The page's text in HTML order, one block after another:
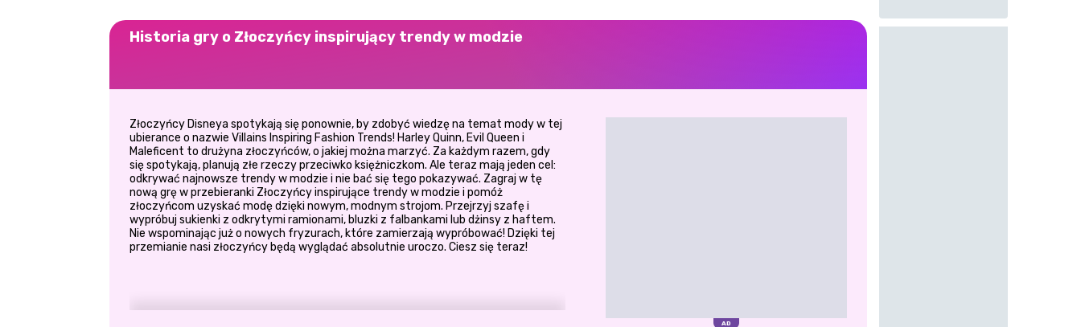
Historia gry o Złoczyńcy inspirujący trendy w modzie
Złoczyńcy Disneya spotykają się ponownie, by zdobyć wiedzę na temat mody w tej
ubierance o nazwie Villains Inspiring Fashion Trends! Harley Quinn, Evil Queen i
Maleficent to drużyna złoczyńców, o jakiej można marzyć. Za każdym razem, gdy
się spotykają, planują złe rzeczy przeciwko księżniczkom. Ale teraz mają jeden cel:
odkrywać najnowsze trendy w modzie i nie bać się tego pokazywać. Zagraj w tę
nową grę w przebieranki Złoczyńcy inspirujące trendy w modzie i pomóż
złoczyńcom uzyskać modę dzięki nowym, modnym strojom. Przejrzyj szafę i
wypróbuj sukienki z odkrytymi ramionami, bluzki z falbankami lub dżinsy z haftem.
Nie wspominając już o nowych fryzurach, które zamierzają wypróbować! Dzięki tej
przemianie nasi złoczyńcy będą wyglądać absolutnie uroczo. Ciesz się teraz!